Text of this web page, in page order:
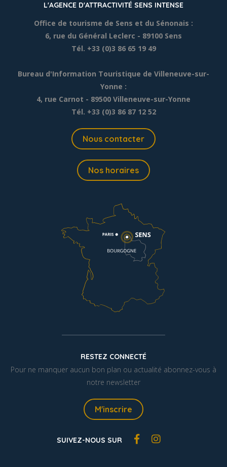
L'AGENCE D'ATTRACTIVITÉ SENS INTENSE
Office de tourisme de Sens et du Sénonais :
6, rue du Général Leclerc - 89100 Sens
Tél. +33 (0)3 86 65 19 49
Bureau d'Information Touristique de Villeneuve-sur-
Yonne :
4, rue Carnot - 89500 Villeneuve-sur-Yonne
Tél. +33 (0)3 86 87 12 52
Nous contacter
Nos horaires
RESTEZ CONNECTÉ
Pour ne manquer aucun bon plan ou actualité abonnez-vous à
notre newsletter
M'inscrire
SUIVEZ-NOUS SUR